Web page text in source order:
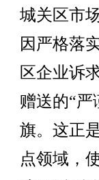
城关区市
因严格落
区企业诉
赠送的“严
旗。这正
点领域，